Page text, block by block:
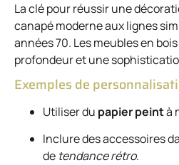
La clé pour réussir une
canapé moderne aux lignes
années 70. Les meubles en
profondeur et une
Exemples de
Utiliser du papier peintà
Inclure des accessoires
de tendance rétro.